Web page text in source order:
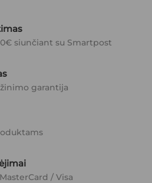
siunčiant su Smartpost
garantija
/ Visa